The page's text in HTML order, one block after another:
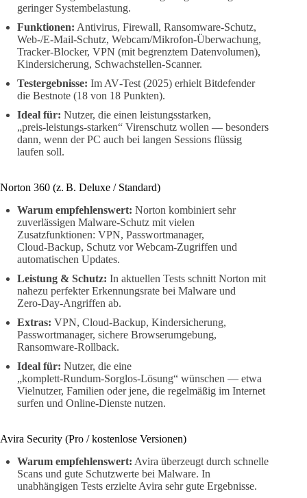
geringer Systembelastung.
Funktionen: Antivirus, Firewall, Ransomware‑Schutz,
Web-/E‑Mail‑Schutz, Webcam/Mikrofon‑Überwachung,
Tracker‑Blocker, VPN (mit begrenztem Datenvolumen),
Kindersicherung, Schwachstellen‑Scanner.
Testergebnisse: Im AV‑Test (2025) erhielt Bitdefender
die Bestnote (18 von 18 Punkten).
Ideal für: Nutzer, die einen leistungsstarken,
„preis‑leistungs‑starken“ Virenschutz wollen — besonders
dann, wenn der PC auch bei langen Sessions flüssig
laufen soll.
Norton 360 (z. B. Deluxe / Standard)
Warum empfehlenswert: Norton kombiniert sehr
zuverlässigen Malware‑Schutz mit vielen
Zusatzfunktionen: VPN, Passwortmanager,
Cloud‑Backup, Schutz vor Webcam‑Zugriffen und
automatischen Updates.
Leistung & Schutz: In aktuellen Tests schnitt Norton mit
nahezu perfekter Erkennungsrate bei Malware und
Zero‑Day‑Angriffen ab.
Extras: VPN, Cloud‑Backup, Kindersicherung,
Passwortmanager, sichere Browserumgebung,
Ransomware‑Rollback.
Ideal für: Nutzer, die eine
„komplett‑Rundum‑Sorglos‑Lösung“ wünschen — etwa
Vielnutzer, Familien oder jene, die regelmäßig im Internet
surfen und Online‑Dienste nutzen.
Avira Security (Pro / kostenlose Versionen)
Warum empfehlenswert: Avira überzeugt durch schnelle
Scans und gute Schutzwerte bei Malware. In
unabhängigen Tests erzielte Avira sehr gute Ergebnisse.